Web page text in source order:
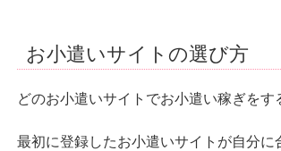
お小遣いサイトの選び方
どのお小遣いサイトでお小遣い稼ぎをす
最初に登録したお小遣いサイトが自分に